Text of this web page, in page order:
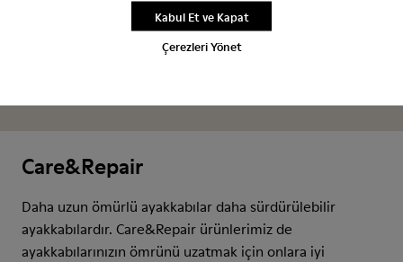
Çerezleri Yönet
Kabul Et ve Kapat
Care&Repair
Daha uzun ömürlü ayakkabılar daha sürdürülebilir
ayakkabılardır. Care&Repair ürünlerimiz de
ayakkabılarınızın ömrünü uzatmak için onlara iyi